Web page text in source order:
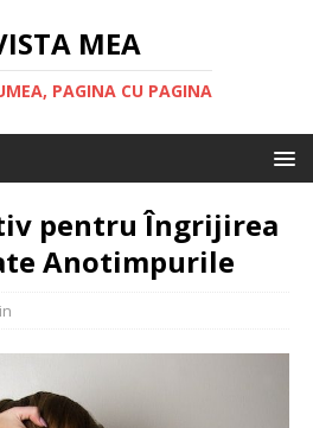
MEA
PAGINA CU PAGINA
pentru Îngrijirea
Anotimpurile